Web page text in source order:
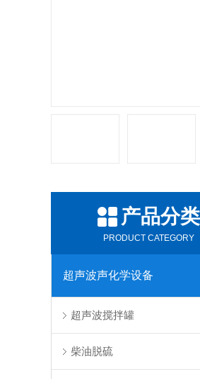
产品分类
PRODUCT CATEGORY
超声波声化学设备
超声波搅拌罐
柴油脱硫